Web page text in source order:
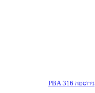
נירוסטה 316 PBA